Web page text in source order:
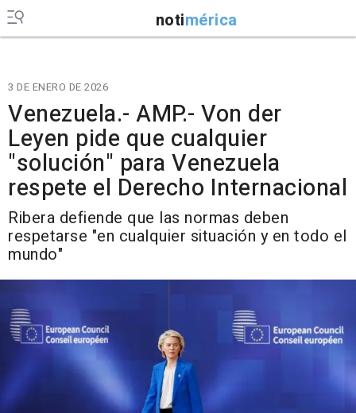
notimérica
3 DE ENERO DE 2026
Venezuela.- AMP.- Von der
Leyen pide que cualquier
"solución" para Venezuela
respete el Derecho Internacional
Ribera defiende que las normas deben
respetarse "en cualquier situación y en todo el
mundo"